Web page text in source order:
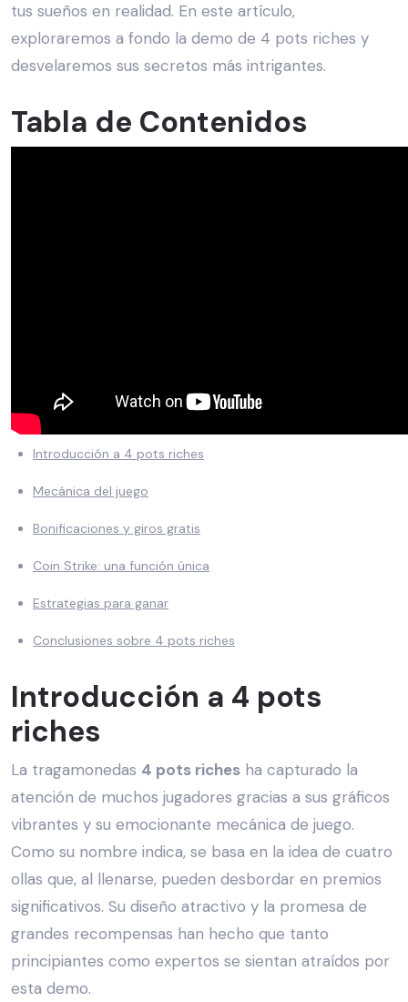
tus sueños en realidad. En este artículo,
exploraremos a fondo la demo de 4 pots riches y
desvelaremos sus secretos más intrigantes.
Tabla de Contenidos
Introducción a 4 pots riches
Mecánica del juego
Bonificaciones y giros gratis
Coin Strike: una función única
Estrategias para ganar
Conclusiones sobre 4 pots riches
Introducción a 4 pots
riches
La tragamonedas 4 pots riches ha capturado la
atención de muchos jugadores gracias a sus gráficos
vibrantes y su emocionante mecánica de juego.
Como su nombre indica, se basa en la idea de cuatro
ollas que, al llenarse, pueden desbordar en premios
significativos. Su diseño atractivo y la promesa de
grandes recompensas han hecho que tanto
principiantes como expertos se sientan atraídos por
esta demo.